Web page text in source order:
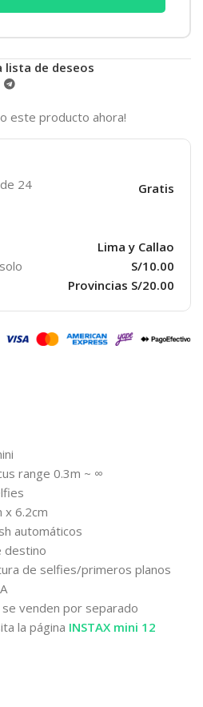
lista de deseos
este producto ahora!
24
Gratis
Lima y Callao
S/10.00
Provincias S/20.00
range 0.3m ~ ∞
x 6.2cm
automáticos
destino
de selfies/primeros planos
se venden por separado
la página INSTAX mini 12